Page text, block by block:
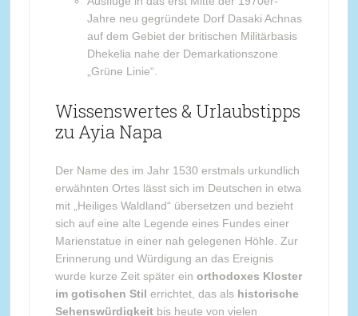
Jahre neu gegründete Dorf Dasaki Achnas
auf dem Gebiet der britischen Militärbasis
Dhekelia nahe der Demarkationszone
„Grüne Linie“.
Wissenswertes & Urlaubstipps
zu Ayia Napa
Der Name des im Jahr 1530 erstmals urkundlich
erwähnten Ortes lässt sich im Deutschen in etwa
mit „Heiliges Waldland“ übersetzen und bezieht
sich auf eine alte Legende eines Fundes einer
Marienstatue in einer nah gelegenen Höhle. Zur
Erinnerung und Würdigung an das Ereignis
wurde kurze Zeit später ein orthodoxes Kloster
im gotischen Stil errichtet, das als historische
Sehenswürdigkeitbis heute von vielen